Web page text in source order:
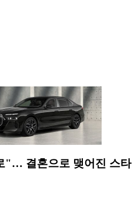
"… 결혼으로 맺어진 스타